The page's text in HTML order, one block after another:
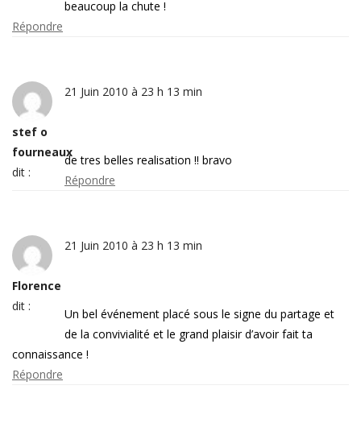
beaucoup la chute !
Répondre
stef o
fourneaux
dit :
21 Juin 2010 à 23 h 13 min
de tres belles realisation !! bravo
Répondre
Florence
dit :
21 Juin 2010 à 23 h 13 min
Un bel événement placé sous le signe du partage et
de la convivialité et le grand plaisir d’avoir fait ta
connaissance !
Répondre